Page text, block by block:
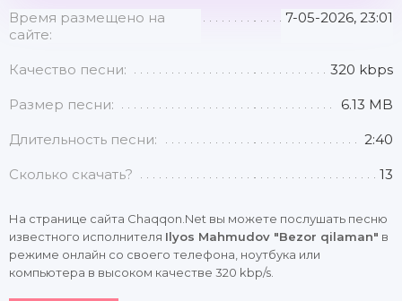
Время размещено на
сайте:
7-05-2026, 23:01
Качество песни: 320 kbps
Размер песни: 6.13 MB
Длительность песни: 2:40
Сколько скачать? 13
На странице сайта Chaqqon.Net вы можете послушать песню
известного исполнителя Ilyos Mahmudov "Bezor qilaman" в
режиме онлайн со своего телефона, ноутбука или
компьютера в высоком качестве 320 kbp/s.